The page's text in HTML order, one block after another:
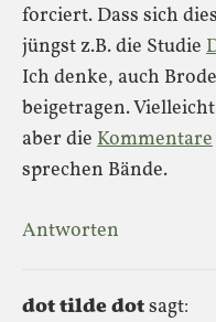
forciert. Dass sich
jüngst z.B. die Studie
Ich denke, auch
beigetragen.
aber die Kommentare
sprechen Bände.
Antworten
dot tilde dotsagt: